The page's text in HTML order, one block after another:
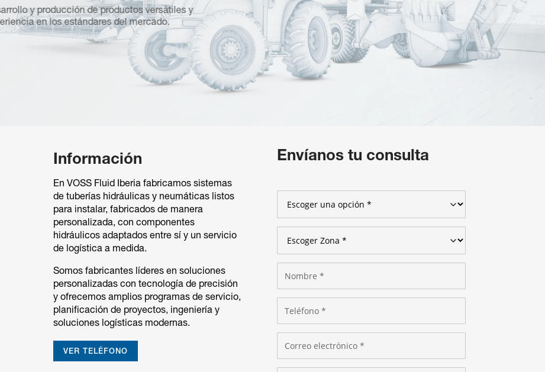
y producción de productos versátiles y
en los estándares del mercado.
Fabricamos soluciones personalizadas con tecnología de precisión para
mercado internacional y contamos con representación en 56 países.
Información
En VOSS Fluid Iberia fabricamos sistemas
de tuberías hidráulicas y neumáticas listos
para instalar, fabricados de manera
personalizada, con componentes
hidráulicos adaptados entre sí y un servicio
de logística a medida.
Somos fabricantes líderes en soluciones
personalizadas con tecnología de precisión
y ofrecemos amplios programas de servicio,
planificación de proyectos, ingeniería y
soluciones logísticas modernas.
VER TELÉFONO
Envíanos tu consulta